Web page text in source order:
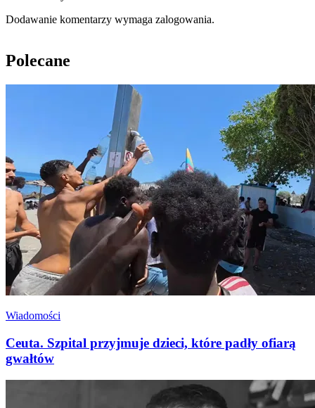
Dodawanie komentarzy wymaga zalogowania.
Polecane
Wiadomości
Ceuta. Szpital przyjmuje dzieci, które padły ofiarą
gwałtów